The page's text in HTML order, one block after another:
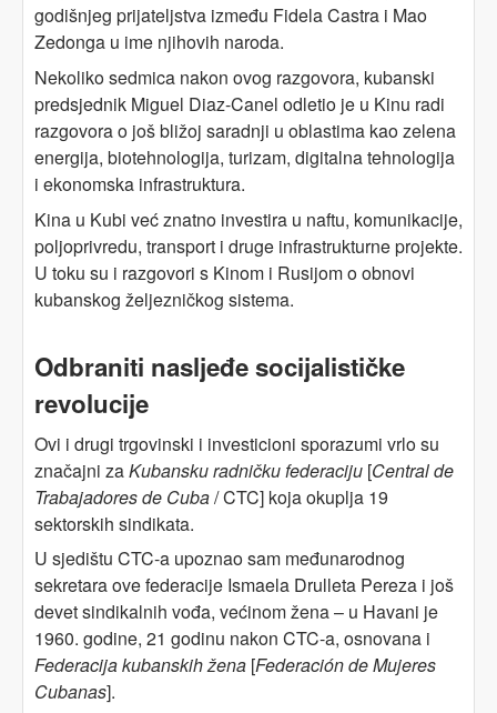
godišnjeg prijateljstva između Fidela Castra i Mao
Zedonga u ime njihovih naroda.
Nekoliko sedmica nakon ovog razgovora, kubanski
predsjednik Miguel Diaz-Canel odletio je u Kinu radi
razgovora o još bližoj saradnji u oblastima kao zelena
energija, biotehnologija, turizam, digitalna tehnologija
i ekonomska infrastruktura.
Kina u Kubi već znatno investira u naftu, komunikacije,
poljoprivredu, transport i druge infrastrukturne projekte.
U toku su i razgovori s Kinom i Rusijom o obnovi
kubanskog željezničkog sistema.
Odbraniti nasljeđe socijalističke
revolucije
Ovi i drugi trgovinski i investicioni sporazumi vrlo su
značajni zaKubansku radničku federaciju [Central de
Trabajadores de Cuba/ CTC] koja okuplja 19
sektorskih sindikata.
U sjedištu CTC-a upoznao sam međunarodnog
sekretara ove federacije Ismaela Drulleta Pereza i još
devet sindikalnih vođa, većinom žena – u Havani je
1960. godine, 21 godinu nakon CTC-a, osnovana i
Federacija kubanskih žena [Federación de Mujeres
Cubanas].